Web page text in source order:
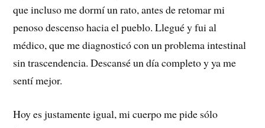
que incluso me dormí un rato, antes de retomar mi
penoso descenso hacia el pueblo. Llegué y fui al
médico, que me diagnosticó con un problema intestinal
sin trascendencia. Descansé un día completo y ya me
sentí mejor.
Hoy es justamente igual, mi cuerpo me pide sólo